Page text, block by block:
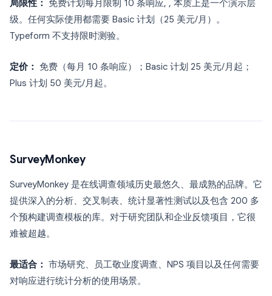
局限性： 免费计划每月限制 10 条响应, , 本质上是一个演示层
级。任何实际使用都需要 Basic 计划（25 美元/月）。
Typeform 不支持限时测验。
定价： 免费（每月 10 条响应）；Basic 计划 25 美元/月起；
Plus 计划 50 美元/月起。
SurveyMonkey
SurveyMonkey 是在线调查领域历史最悠久、最成熟的品牌。它
提供深入的分析、交叉制表、统计显著性测试以及包含 200 多
个预构建调查模板的库。对于研究团队和企业反馈项目，它很
难被超越。
最适合： 市场研究、员工敬业度调查、NPS 项目以及任何需要
对响应进行统计分析的使用场景。